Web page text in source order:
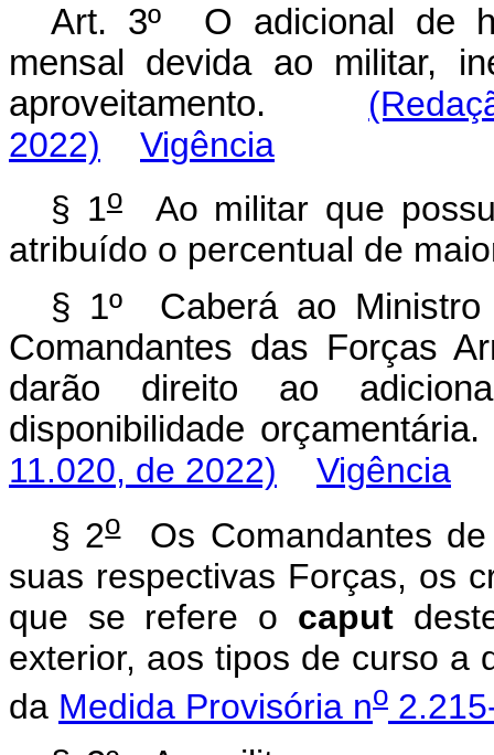
Art. 3º O adicional de
mensal devida ao militar,
aproveitamento.
2022)
Vigência
§ 1oAo militar que
atribuído o percentual de
§ 1º Caberá ao
Comandantes das Forças
darão direito ao
disponibilidade
11.020, de 2022)
Vigência
§ 2oOs Comandantes de
suas respectivas Forças, os
que se refere o caput
exterior, aos tipos de curso a
da Medida Provisória no